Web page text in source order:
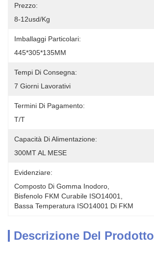
Prezzo:
8-12usd/kg
Imballaggi Particolari:
445*305*135MM
Tempi Di Consegna:
7 Giorni Lavorativi
Termini Di Pagamento:
T/T
Capacità Di Alimentazione:
300MT AL MESE
Evidenziare:
Composto Di Gomma Inodoro
Bisfenolo FKM Curabile ISO14001
Bassa Temperatura ISO14001 Di FKM
Descrizione Del Prodotto